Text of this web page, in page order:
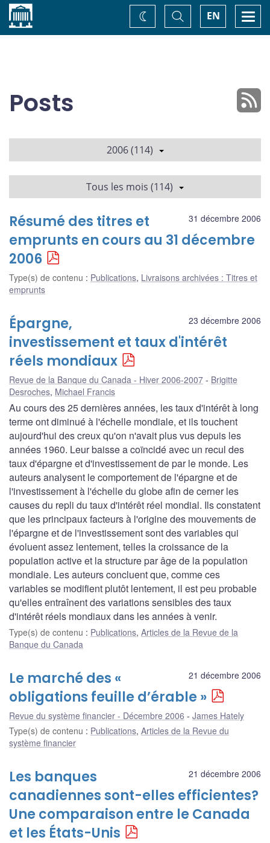
Accueil EN
Basculer
la
recherche
Changez
de
Posts
2006 (114)
Tous les mois (114)
31 décembre 2006
Résumé des titres et
emprunts en cours au 31 décembre
2006
Type(s) de contenu : Publications, Livraisons archivées : Titres et
emprunts
23 décembre 2006
Épargne,
investissement et taux d'intérêt
réels mondiaux
Revue de la Banque du Canada - Hiver 2006-2007
Brigitte
Desroches, Michael Francis
Au cours des 25 dernières années, les taux d'intérêt à long
terme ont diminué à l'échelle mondiale, et ils touchent
aujourd'hui des creux qu'on n'avait plus vus depuis les
années 1960. Leur baisse a coïncidé avec un recul des
taux d'épargne et d'investissement de par le monde. Les
auteurs analysent le comportement de l'épargne et de
l'investissement à l'échelle du globe afin de cerner les
causes du repli du taux d'intérêt réel mondial. Ils constatent
que les principaux facteurs à l'origine des mouvements de
l'épargne et de l'investissement sont des variables qui
évoluent assez lentement, telles la croissance de la
population active et la structure par âge de la population
mondiale. Les auteurs concluent que, comme ces
variables se modifient plutôt lentement, il est peu probable
qu'elles entraînent des variations sensibles des taux
d'intérêt réels mondiaux dans les années à venir.
Type(s) de contenu : Publications, Articles de la Revue de la
Banque du Canada
21 décembre 2006
Le marché des «
obligations feuille d’érable »
Revue du système financier - Décembre 2006
James Hately
Type(s) de contenu : Publications, Articles de la Revue du
système financier
21 décembre 2006
Les banques
canadiennes sont-elles efficientes?
Une comparaison entre le Canada
et les États-Unis